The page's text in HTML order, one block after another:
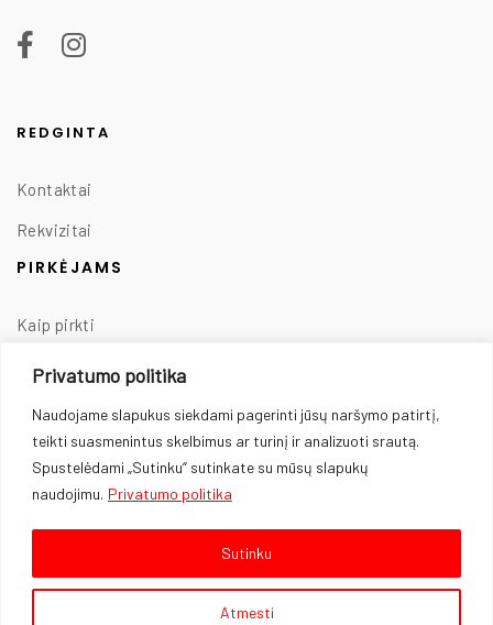
Privatumo politika
Naudojame slapukus siekdami pagerinti jūsų naršymo patirtį,
teikti suasmenintus skelbimus ar turinį ir analizuoti srautą.
Spustelėdami „Sutinku“ sutinkate su mūsų slapukų
naudojimu. Privatumo politika
Atmesti
Sutinku
REDGINTA
Kontaktai
Rekvizitai
PIRKĖJAMS
Kaip pirkti
Taisyklės
Prekių pristatymas
Prekių grąžinimas
Privatumo politika
Slapukų naudojimas